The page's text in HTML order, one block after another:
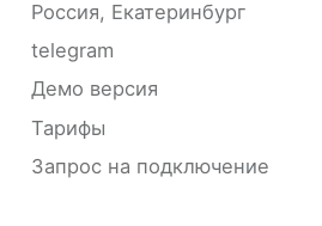
Россия, Екатеринбург
telegram
Демо версия
Тарифы
Запрос на подключение